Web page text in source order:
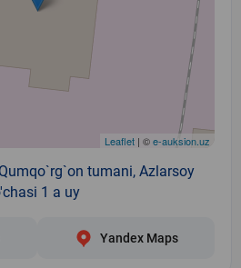
Leaflet | ©e-auksion.uz
tumani, Azlarsoy
1 a uy
Yandex Maps